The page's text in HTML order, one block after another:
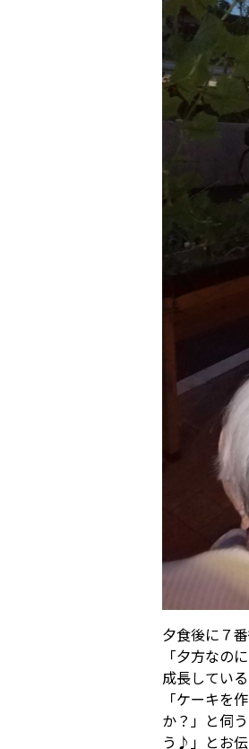
夕食後に７
「夕方なの
成長してい
「ケーキを
か？」と伺
う♪」とお